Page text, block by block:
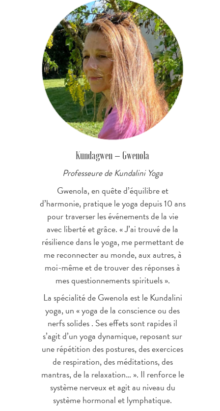
Kundagwen – Gwenola
Professeure de Kundalini Yoga
Gwenola, en quête d’équilibre et
d’harmonie, pratique le yoga depuis 10 ans
pour traverser les événements de la vie
avec liberté et grâce. « J’ai trouvé de la
résilience dans le yoga, me permettant de
me reconnecter au monde, aux autres, à
moi-même et de trouver des réponses à
mes questionnements spirituels ».
La spécialité de Gwenola est le Kundalini
yoga, un « yoga de la conscience ou des
nerfs solides . Ses effets sont rapides il
s’agit d’un yoga dynamique, reposant sur
une répétition des postures, des exercices
de respiration, des méditations, des
mantras, de la relaxation… ». Il renforce le
système nerveux et agit au niveau du
système hormonal et lymphatique.